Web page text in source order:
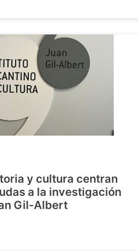
y cultura centran
a la investigación
Gil-Albert